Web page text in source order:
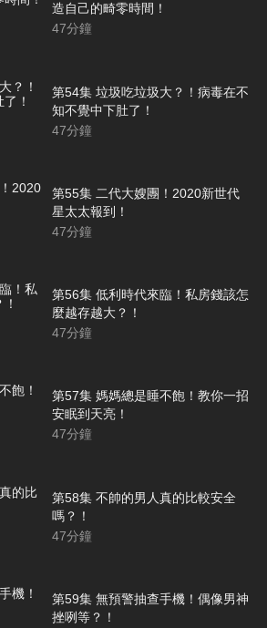
造自己的畸零時間！
47分鐘
第54集 垃圾吃垃圾大？！病毒在不
知不覺中下肚了！
47分鐘
第55集 二代大嫂團！2020新世代
星太太報到！
47分鐘
第56集 低利時代來臨！私房錢該怎
麼越存越大？！
47分鐘
第57集 媽媽總是睡不飽！教你一招
安眠到天亮！
47分鐘
第58集 不帥的男人真的比較安全
嗎？！
47分鐘
第59集 無預警抽查手機！偶像男神
挫咧等？！